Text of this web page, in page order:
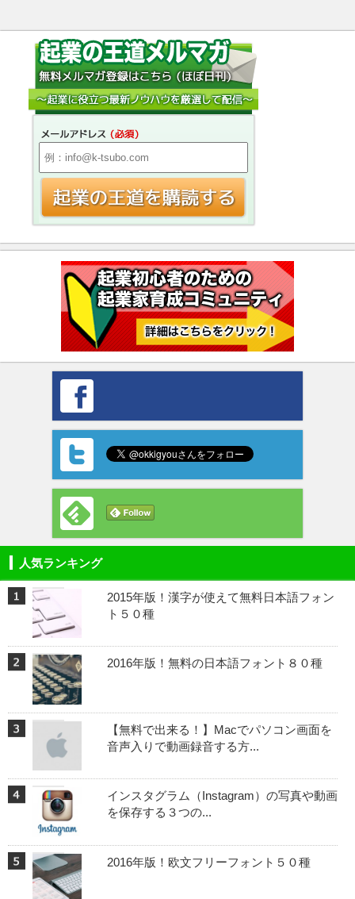
人気ランキング
2015年版！漢字が使えて無料日本語フォン
ト５０種
2016年版！無料の日本語フォント８０種
【無料で出来る！】Macでパソコン画面を
音声入りで動画録音する方...
インスタグラム（Instagram）の写真や動画
を保存する３つの...
2016年版！欧文フリーフォント５０種